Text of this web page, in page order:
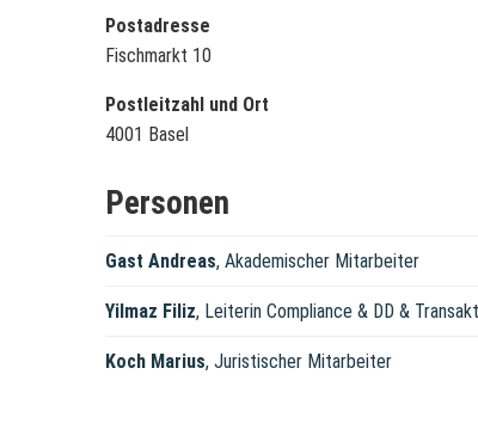
Postadresse
Fischmarkt 10
Postleitzahl und Ort
4001 Basel
Personen
Gast Andreas, Akademischer Mitarbeiter
Yilmaz Filiz, Leiterin Compliance & DD &
Koch Marius, Juristischer Mitarbeiter